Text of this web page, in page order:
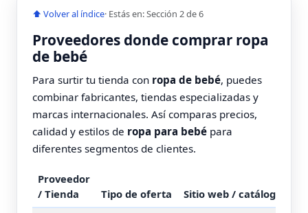
⬆ Volver al índice· Estás en: Sección 2 de 6
Proveedores donde comprar ropa
de bebé
Para surtir tu tienda con ropa de bebé, puedes
combinar fabricantes, tiendas especializadas y
marcas internacionales. Así comparas precios,
calidad y estilos de ropa para bebé para
diferentes segmentos de clientes.
Proveedor
/ Tienda
Tipo de oferta Sitio web / catálogo